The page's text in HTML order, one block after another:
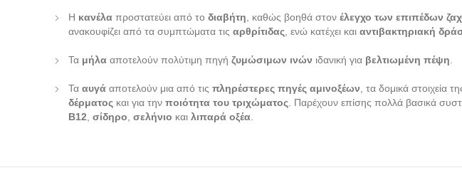
Η κανέλα προστατεύει από το διαβήτη, καθώς βοηθά στον έλεγχο των επιπέδων
ανακουφίζει από τα συμπτώματα τις αρθρίτιδας, ενώ κατέχει και αντιβακτηριακή
Τα μήλα αποτελούν πολύτιμη πηγή ζυμώσιμων ινών ιδανική για βελτιωμένη πέψη.
Τα αυγά αποτελούν μια από τις πληρέστερες πηγές αμινοξέων, τα δομικά στοιχεία
δέρματος και για την ποιότητα του τριχώματος. Παρέχουν επίσης πολλά βασικά
Β12, σίδηρο, σελήνιο και λιπαρά οξέα.